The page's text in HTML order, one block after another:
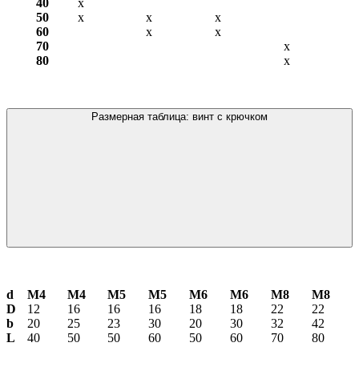
50
х х
х
60
х
х
70
х
80
х
Размерная таблица: винт с крючком
d М4 М4 М5 М5 М6 М6 М8
М8
D
12 16 16 16 18 18 22
22
b
20 25 23 30 20 30 32
42
L
40 50 50 60 50 60 70 80